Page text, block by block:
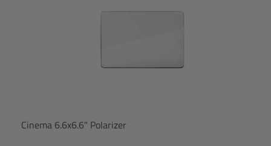
Cinema 6.6x6.6" Polarizer